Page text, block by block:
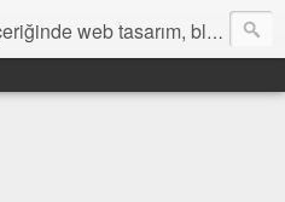
anlatımları, jquery uygulamaları, javascript uygulamaları ,web design, tutorials, resources and inspiration yer almaktadır.